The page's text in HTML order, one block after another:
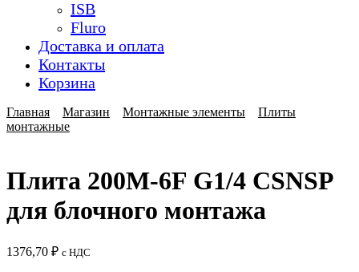
ISB
Fluro
Доставка и оплата
Контакты
Корзина
Главная Магазин Монтажные элементы
Плиты
монтажные
Плита 200M-6F G1/4 CSNSP
для блочного монтажа
1376,70 ₽ с НДС